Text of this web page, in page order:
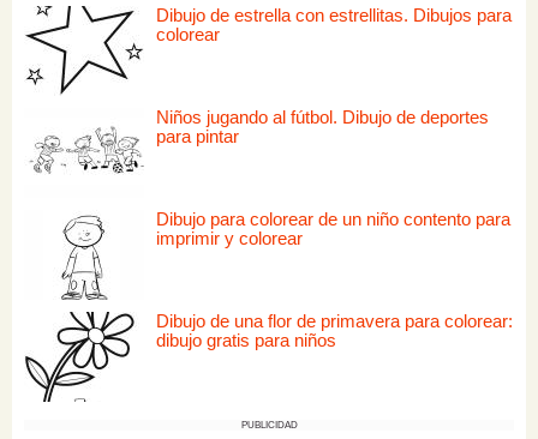
Dibujo de estrella con estrellitas. Dibujos para
colorear
Niños jugando al fútbol. Dibujo de deportes
para pintar
Dibujo para colorear de un niño contento para
imprimir y colorear
Dibujo de una flor de primavera para colorear:
dibujo gratis para niños
PUBLICIDAD